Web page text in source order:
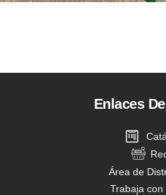
Enlaces
Área de
Trabaja con